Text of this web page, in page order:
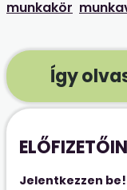
munkakör
Így
Jelentkezzen be!